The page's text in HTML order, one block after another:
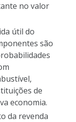
no valor
útil do
são
de
economia.
da revenda